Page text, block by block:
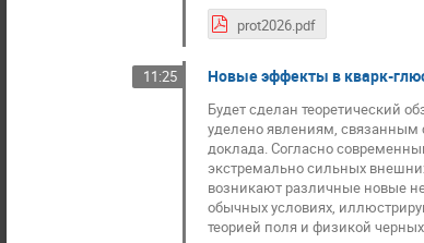
prot2026.pdf
11:25 Новые эффекты в кварк-
Будет сделан теоретический
уделено явлениям, связанным
доклада. Согласно
экстремально сильных
возникают различные новые
обычных условиях,
теорией поля и физикой